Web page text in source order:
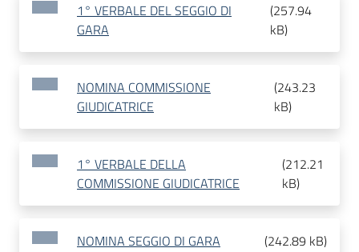
1° VERBALE DEL SEGGIO DI
GARA
(257.94
kB)
NOMINA COMMISSIONE
GIUDICATRICE
(243.23
kB)
1° VERBALE DELLA
COMMISSIONE GIUDICATRICE
(212.21
kB)
NOMINA SEGGIO DI GARA (242.89 kB)